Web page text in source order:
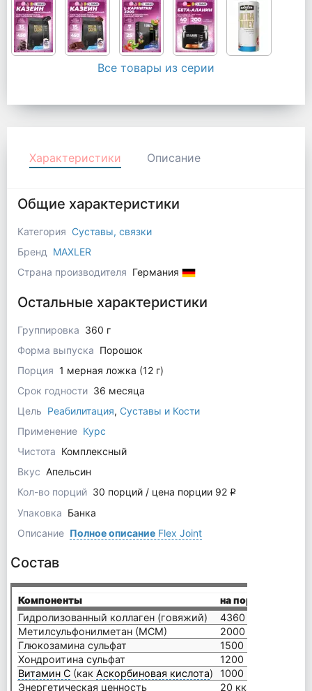
Все товары из серии
Характеристики Описание
Общие характеристики
Категория Суставы, связки
Бренд
MAXLER
Страна производителя Германия
Остальные характеристики
Группировка 360 г
Форма выпуска Порошок
Порция 1 мерная ложка (12 г)
Срок годности 36 месяца
Цель Реабилитация, Суставы и Кости
Применение Курс
Чистота Комплексный
Вкус Апельсин
Кол-во порций 30 порций / цена порции 92 q
Упаковка Банка
Описание Полное описаниеFlex Joint
Состав
Компоненты
на порцию (12 г)
Гидролизованный коллаген (говяжий)
4360 мг
Метилсульфонилметан (МСМ)
2000 мг
Глюкозамина сульфат
1500 мг
Хондроитина сульфат
1200 мг
Витамин C (какАскорбиновая кислота)
1000 мг
Энергетическая ценность
20 ккал